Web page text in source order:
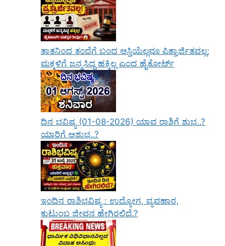
ತಾತನಿಂದ ತಂದೆಗೆ ಬಂದ ಆಸ್ತಿಯೆಲ್ಲವೂ ಪಿತ್ರಾರ್ಜಿತವಲ್ಲ;
ಮಕ್ಕಳಿಗೆ ಜನ್ಮಸಿದ್ಧ ಹಕ್ಕಿಲ್ಲ ಎಂದ ಹೈಕೋರ್ಟ್
ದಿನ ಭವಿಷ್ಯ (01-08-2026) ಯಾವ ರಾಶಿಗೆ ಶುಭ..?
ಯಾರಿಗೆ ಅಶುಭ..?
ಇಂದಿನ ರಾಶಿಭವಿಷ್ಯ : ಉದ್ಯೋಗ, ವ್ಯವಹಾರ,
ಕುಟುಂಬ ಜೀವನ ಹೇಗಿರಲಿದೆ.?